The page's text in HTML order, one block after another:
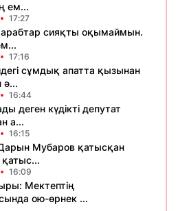
ем...
17:27
сияқты оқымаймын.
17:16
сұмдық апатта қызынан
ә...
16:44
деген күдікті депутат
а...
16:15
Мубаров қатысқан
қатыс...
16:09
Мектептің
ою-өрнек ...